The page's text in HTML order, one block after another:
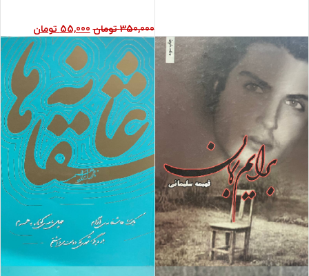
350,000 تومان 55,000 تومان